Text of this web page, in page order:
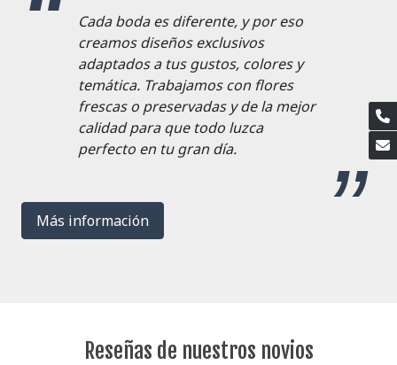
Cada boda es diferente, y por eso
creamos diseños exclusivos
adaptados a tus gustos, colores y
temática. Trabajamos con flores
frescas o preservadas y de la mejor
calidad para que todo luzca
perfecto en tu gran día.
Más información
Reseñas de nuestros novios